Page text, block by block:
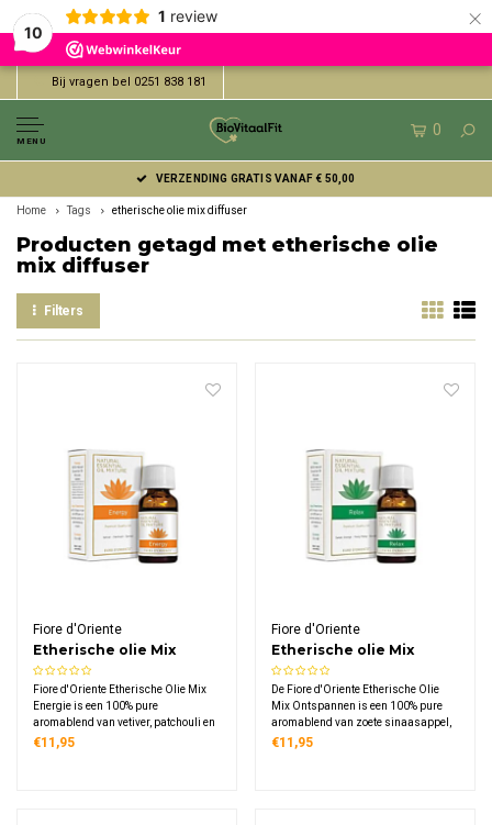
10
1 review ×
Bij vragen bel 0251 838 181
MENU
0
VERZENDING GRATIS VANAF € 50,00
Home Tags etherische olie mix diffuser
Producten getagd met etherische olie
mix diffuser
Filters
Fiore d'Oriente
Etherische olie Mix
Energie
Fiore d'Oriente Etherische Olie Mix
Energie is een 100% pure
aromablend van vetiver, patchouli en
sandelhout. Een diepe, warme en
€11,95
Fiore d'Oriente
Etherische olie Mix
Ontspannen
De Fiore d'Oriente Etherische Olie
Mix Ontspannen is een 100% pure
aromablend van zoete sinaasappel,
ylang ylang en sandelhout. Perfect
€11,95